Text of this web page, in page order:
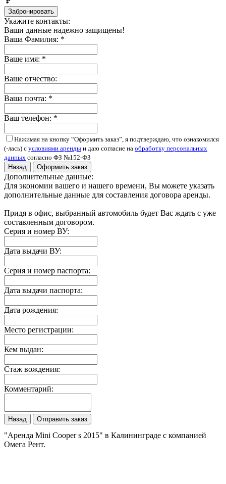
Забронировать
Укажите контакты:
Ваши данные надежно защищены!
Ваша Фамилия: *
Ваше имя: *
Ваше отчество:
Ваша почта: *
Ваш телефон: *
Нажимая на кнопку “Оформить заказ”, я подтверждаю, что ознакомился
(-лась) с условиями аренды и даю согласие на обработку персональных
данных согласно ФЗ №152-ФЗ
Назад
Оформить заказ
Дополнительные данные:
Для экономии вашего и нашего времени, Вы можете указать
дополнительные данные для составления договора аренды.
Придя в офис, выбранный автомобиль будет Вас ждать с уже
составленным договором.
Серия и номер ВУ:
Дата выдачи ВУ:
Серия и номер паспорта:
Дата выдачи паспорта:
Дата рождения:
Место регистрации:
Кем выдан:
Стаж вождения:
Комментарий:
Назад Отправить заказ
"Аренда Mini Cooper s 2015" в Калининграде с компанией
Омега Рент.